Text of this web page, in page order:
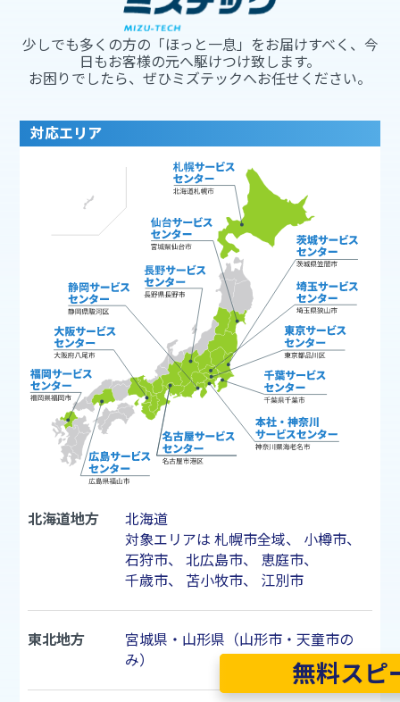
少しでも多くの方の「ほっと一息」をお届けすべく、今
日もお客様の元へ駆けつけ致します。
お困りでしたら、ぜひミズテックへお任せください。
対応エリア
北海道地方
北海道
対象エリアは 札幌市全域、 小樽市、
石狩市、 北広島市、 恵庭市、
千歳市、 苫小牧市、 江別市
東北地方
宮城県・山形県（山形市・天童市の
み）
無料スピ